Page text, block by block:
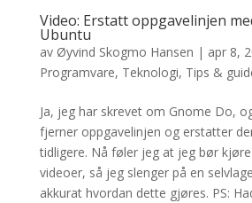
Video: Erstatt oppgavelinjen
Ubuntu
av Øyvind Skogmo Hansen | apr 8,
Programvare, Teknologi, Tips &
Ja, jeg har skrevet om Gnome Do,
fjerner oppgavelinjen og erstatter
tidligere. Nå føler jeg at jeg bør
videoer, så jeg slenger på en
akkurat hvordan dette gjøres. PS: